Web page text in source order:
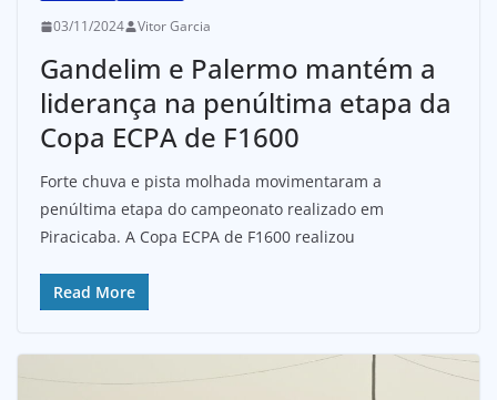
03/11/2024 Vitor Garcia
Gandelim e Palermo mantém a
liderança na penúltima etapa da
Copa ECPA de F1600
Forte chuva e pista molhada movimentaram a
penúltima etapa do campeonato realizado em
Piracicaba. A Copa ECPA de F1600 realizou
Read More